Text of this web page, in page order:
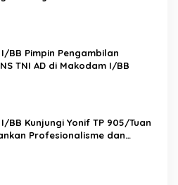
26 JULI 1950 – 26 JULI 2026
BB Pimpin Pengambilan
TNI AD di Makodam I/BB
BB Kunjungi Yonif TP 905/Tuan
Profesionalisme dan